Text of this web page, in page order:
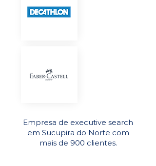
Empresa de executive search
em Sucupira do Norte com
mais de 900 clientes.